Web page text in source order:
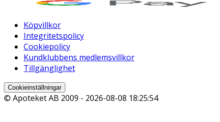
Köpvillkor
Integritetspolicy
Cookiepolicy
Kundklubbens medlemsvillkor
Tillgänglighet
Cookieinställningar
© Apoteket AB 2009 - 2026-08-08 18:25:54